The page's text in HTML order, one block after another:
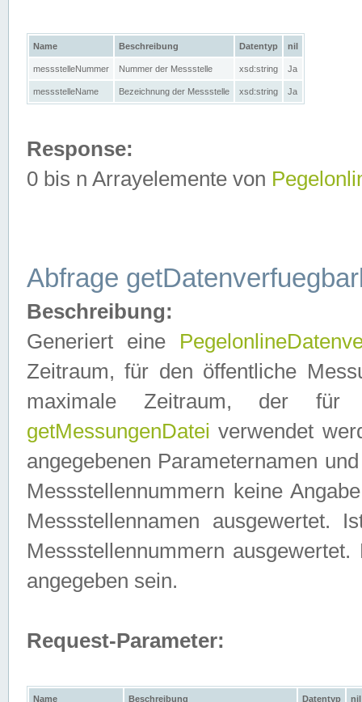
Name Beschreibung Datentyp nil
messstelleNummer Nummer der Messstelle xsd:string Ja
messstelleName Bezeichnung der Messstelle xsd:string Ja
Response:
0 bis n Arrayelemente von
Abfrage
Beschreibung:
Generiert eine
Zeitraum, für den öffentliche
maximale Zeitraum, der
getMessungenDatei verwendet
angegebenen Parameternamen
Messstellennummern keine
Messstellennamen ausgewertet.
Messstellennummern
angegeben sein.
Request-Parameter:
Name Beschreibung Datentyp nil